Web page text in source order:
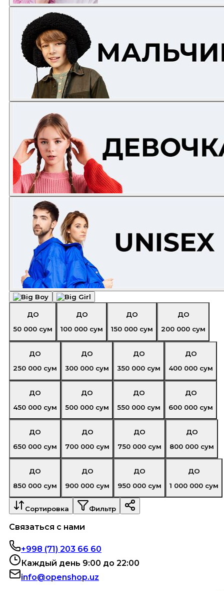
ДО
50 000 сум
ДО
100 000 сум
ДО
150 000 сум
ДО
200 000 сум
ДО
250 000 сум
ДО
300 000 сум
ДО
350 000 сум
ДО
400 000 сум
ДО
450 000 сум
ДО
500 000 сум
ДО
550 000 сум
ДО
600 000 сум
ДО
650 000 сум
ДО
700 000 сум
ДО
750 000 сум
ДО
800 000 сум
ДО
850 000 сум
ДО
900 000 сум
ДО
950 000 сум
ДО
1 000 000 сум
Сортировка Фильтр
Связаться с нами
+998 (71) 203 66 60
Каждый день 9:00 до 22:00
info@openshop.uz